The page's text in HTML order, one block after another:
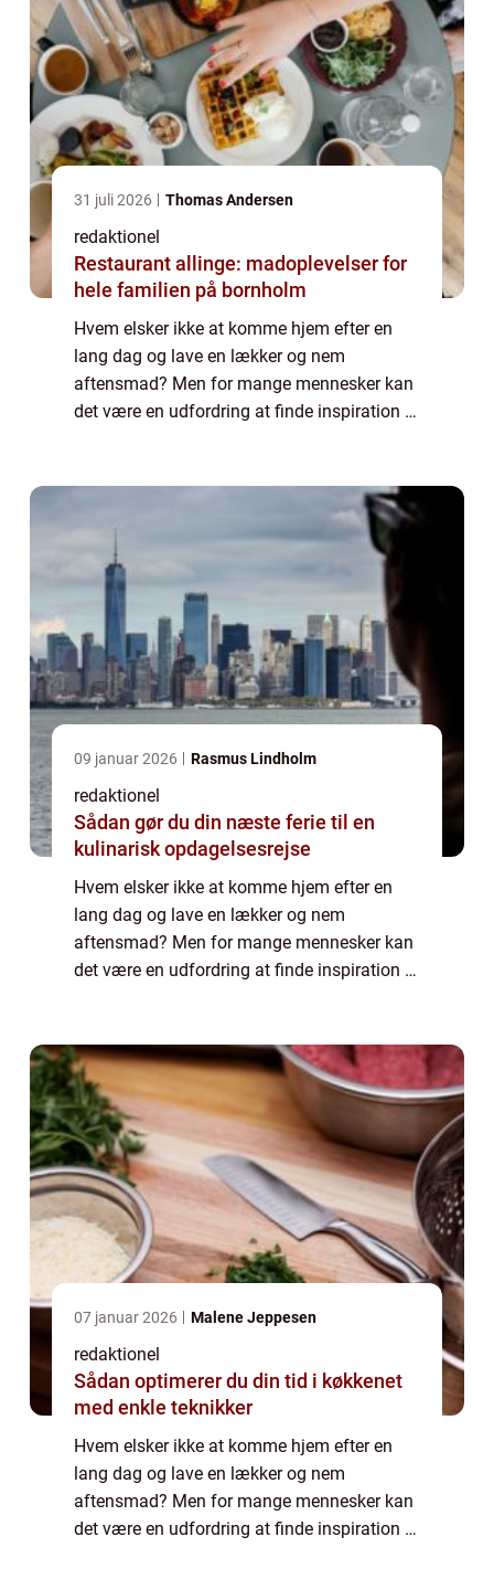
31 juli 2026 Thomas Andersen
redaktionel
Restaurant allinge: madoplevelser for
hele familien på bornholm
Hvem elsker ikke at komme hjem efter en
lang dag og lave en lækker og nem
aftensmad? Men for mange mennesker kan
det være en udfordring at finde inspiration til
09 januar 2026 Rasmus Lindholm
redaktionel
Sådan gør du din næste ferie til en
kulinarisk opdagelsesrejse
Hvem elsker ikke at komme hjem efter en
lang dag og lave en lækker og nem
aftensmad? Men for mange mennesker kan
det være en udfordring at finde inspiration til
07 januar 2026 Malene Jeppesen
redaktionel
Sådan optimerer du din tid i køkkenet
med enkle teknikker
Hvem elsker ikke at komme hjem efter en
lang dag og lave en lækker og nem
aftensmad? Men for mange mennesker kan
det være en udfordring at finde inspiration til